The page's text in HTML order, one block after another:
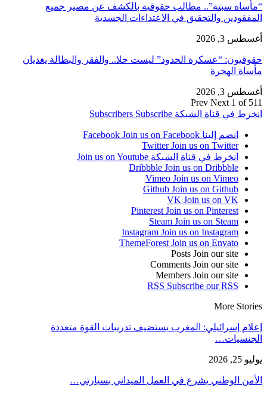
“مأساة سبتة”.. مطالب حقوقية بالكشف عن مصير جميع
المفقودين والتحقيق في الاعتداءات الجسدية
أغسطس 3, 2026
حقوقيون: “عسكرة الحدود” ليست حلا.. والفقر والبطالة يغديان
مأساة الهجرة
أغسطس 3, 2026
Prev Next 1 of 511
انخرط في قناة الشبكة
Subscribers Subscribe
انضم إلينا Facebook Join us on Facebook
Twitter Join us on Twitter
انخرط في قناة الشبكة Join us on Youtube
Dribbble Join us on Dribbble
Vimeo Join us on Vimeo
Github Join us on Github
VK Join us on VK
Pinterest Join us on Pinterest
Steam Join us on Steam
Instagram Join us on Instagram
ThemeForest Join us on Envato
Posts Join our site
Comments Join our site
Members Join our site
RSS Subscribe our RSS
More Stories
إعلام إسرائيلي: المغرب يستضيف تدريبات القوة متعددة
الجنسيات…
يوليو 25, 2026
الأمن الوطني يشرع في العمل الميداني بسيارتي…